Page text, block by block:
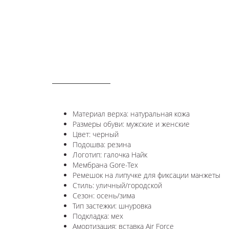
Материал верха: натуральная кожа
Размеры обуви: мужские и женские
Цвет: черный
Подошва: резина
Логотип: галочка Найк
Мембрана Gore-Tex
Ремешок на липучке для фиксации манжеты
Стиль: уличный/городской
Сезон: осень/зима
Тип застежки: шнуровка
Подкладка: мех
Амортизация: вставка Air Force